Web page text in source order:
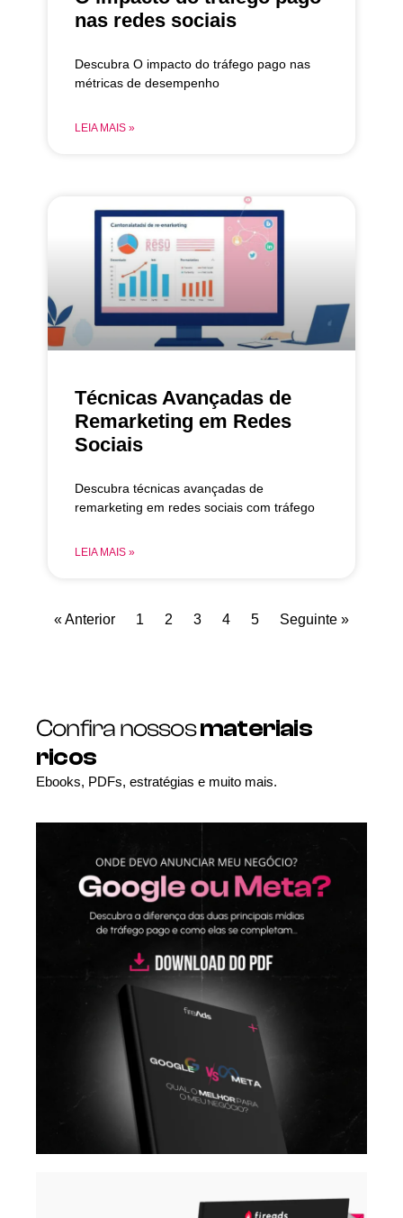
nas redes sociais
Descubra O impacto do tráfego pago nas
métricas de desempenho
LEIA MAIS »
Técnicas Avançadas de
Remarketing em Redes
Sociais
Descubra técnicas avançadas de
remarketing em redes sociais com tráfego
LEIA MAIS »
« Anterior 1 2 3 4 5 Seguinte »
Confira nossosmateriais
ricos
Ebooks, PDFs, estratégias e muito mais.